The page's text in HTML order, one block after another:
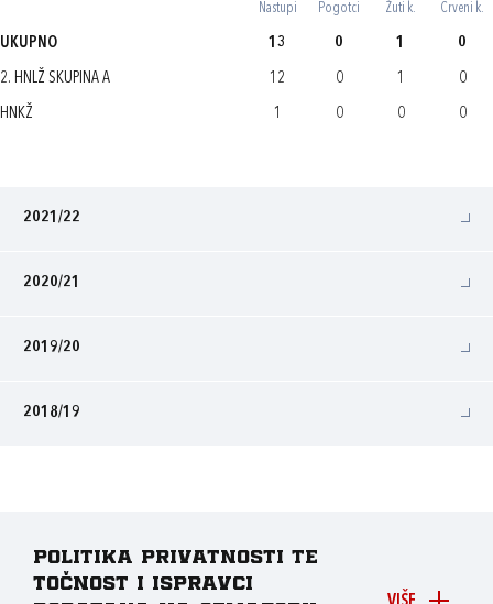
Nastupi Pogotci Žuti k. Crveni k.
UKUPNO 13 0 1 0
2. HNLŽ SKUPINA A 12 0 1 0
HNKŽ 1 0 0 0
2021/22
2020/21
2019/20
2018/19
Politika privatnosti te
točnost i ispravci